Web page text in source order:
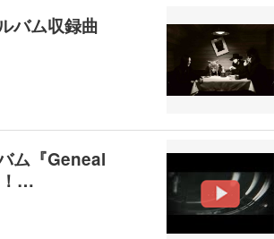
バム収録曲
ム『Geneal
！…